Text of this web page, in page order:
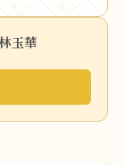
玉華